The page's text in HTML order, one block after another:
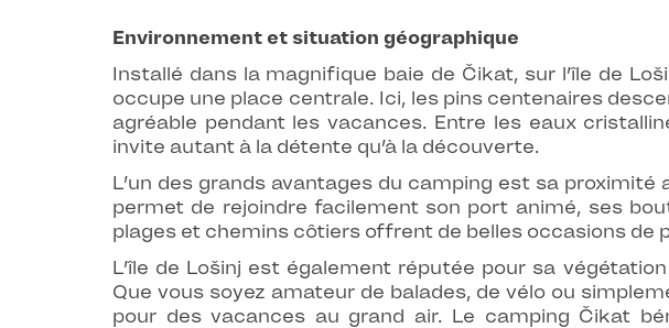
Environnement et situation géographique
Installé dans la magnifique baie de Čikat, sur l’île de
occupe une place centrale. Ici, les pins centenaires
agréable pendant les vacances. Entre les eaux
invite autant à la détente qu’à la découverte.
L’un des grands avantages du camping est sa proximité
permet de rejoindre facilement son port animé, ses
plages et chemins côtiers offrent de belles occasions
L’île de Lošinj est également réputée pour sa
Que vous soyez amateur de balades, de vélo ou
pour des vacances au grand air. Le camping Čikat